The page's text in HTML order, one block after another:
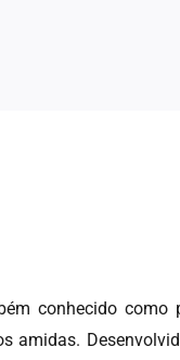
conhecido como
amidas.